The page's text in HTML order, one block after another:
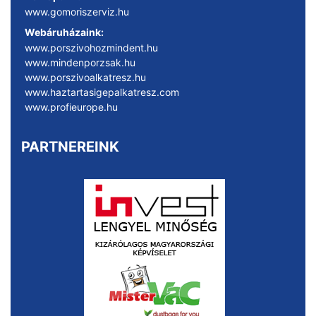
www.gomoriszerviz.hu
Webáruházaink:
www.porszivohozmindent.hu
www.mindenporzsak.hu
www.porszivoalkatresz.hu
www.haztartasigepalkatresz.com
www.profieurope.hu
PARTNEREINK